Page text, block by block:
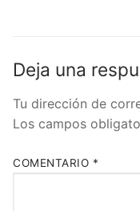
Deja una
Tu dirección de
Los campos
COMENTARIO *